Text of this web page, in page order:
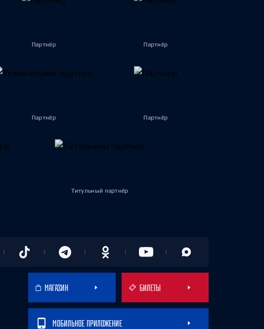
Партнёр Партнёр
Партнёр Партнёр
Титульный партнёр
МАГАЗИН БИЛЕТЫ
МОБИЛЬНОЕ ПРИЛОЖЕНИЕ